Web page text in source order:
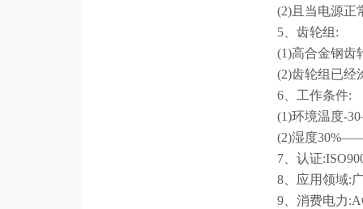
(2)且当电源正
5、齿轮组:
(1)高合金钢齿
(2)齿轮组已经
6、工作条件:
(1)环境温度-
(2)湿度
7、认证
8、应用领域:
9、消费电力